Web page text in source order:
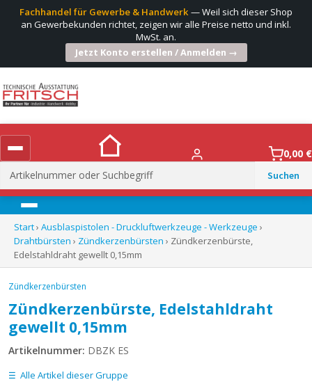
Fachhandel für Gewerbe & Handwerk— Weil sich dieser Shop
an Gewerbekunden richtet, zeigen wir alle Preise netto und inkl.
MwSt. an.
Jetzt Konto erstellen / Anmelden →
Suchen
nach:
0,00 €
Menü
Start› Ausblaspistolen - Druckluftwerkzeuge - Werkzeuge ›
Drahtbürsten › Zündkerzenbürsten › Zündkerzenbürste,
Edelstahldraht gewellt 0,15mm
Zündkerzenbürsten
Zündkerzenbürste, Edelstahldraht
gewellt 0,15mm
Artikelnummer: DBZK ES
Alle Artikel dieser Gruppe